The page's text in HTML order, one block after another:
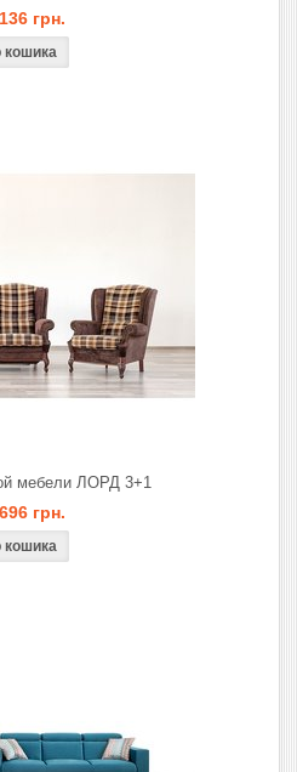
грн.
мебели ЛОРД 3+1
грн.